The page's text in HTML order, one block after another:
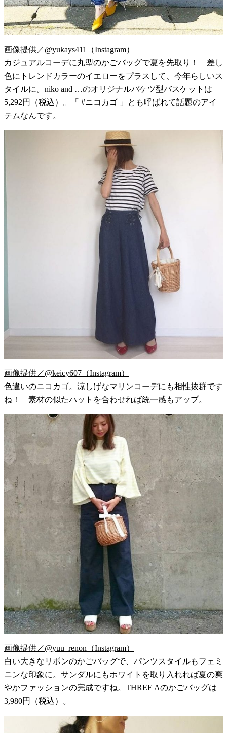
画像提供／@yukays411（Instagram）
カジュアルコーデに丸型のかごバッグで夏を先取り！ 差し
色にトレンドカラーのイエローをプラスして、今年らしいス
タイルに。niko and …のオリジナルバケツ型バスケットは
5,292円（税込）。「 #ニコカゴ 」とも呼ばれて話題のアイ
テムなんです。
画像提供／@keicy607（Instagram）
色違いのニコカゴ。涼しげなマリンコーデにも相性抜群です
ね！ 素材の似たハットを合わせれば統一感もアップ。
画像提供／@yuu_renon（Instagram）
白い大きなリボンのかごバッグで、パンツスタイルもフェミ
ニンな印象に。サンダルにもホワイトを取り入れれば夏の爽
やかファッションの完成ですね。THREE Aのかごバッグは
3,980円（税込）。